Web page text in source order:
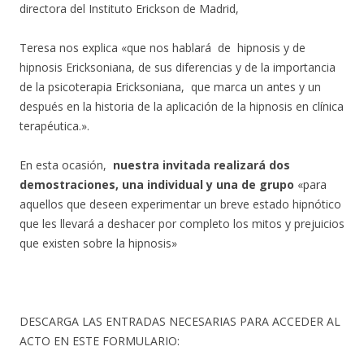
directora del Instituto Erickson de Madrid,
Teresa nos explica «que nos hablará de hipnosis y de
hipnosis Ericksoniana, de sus diferencias y de la importancia
de la psicoterapia Ericksoniana, que marca un antes y un
después en la historia de la aplicación de la hipnosis en clínica
terapéutica.».
En esta ocasión, nuestra invitada realizará dos
demostraciones, una individual y una de grupo «para
aquellos que deseen experimentar un breve estado hipnótico
que les llevará a deshacer por completo los mitos y prejuicios
que existen sobre la hipnosis»
DESCARGA LAS ENTRADAS NECESARIAS PARA ACCEDER AL
ACTO EN ESTE FORMULARIO: